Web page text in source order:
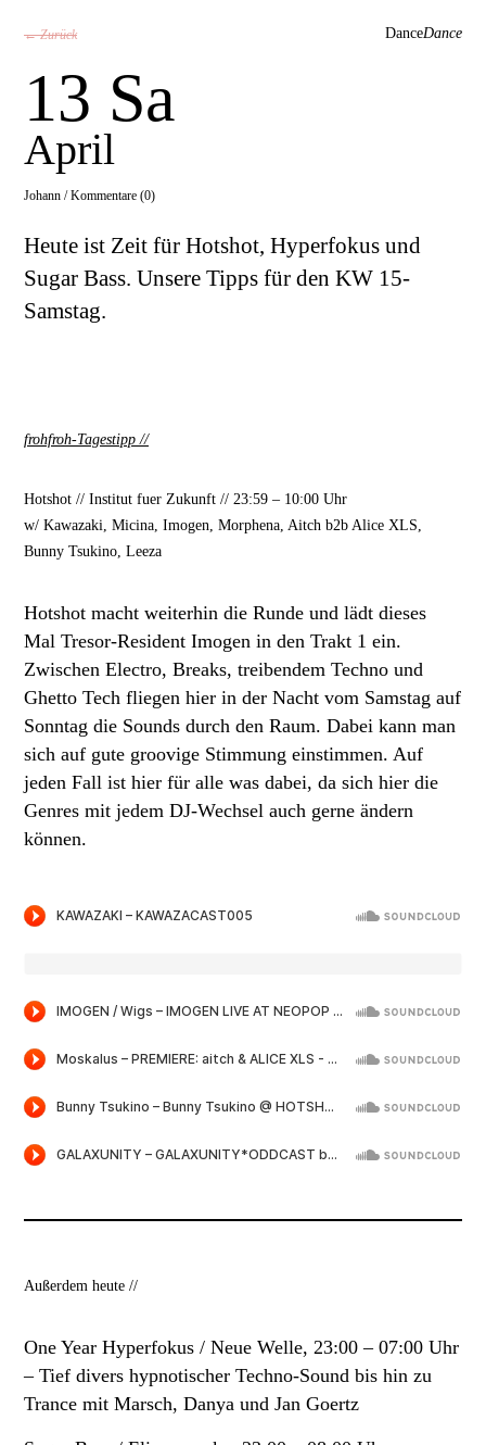
← Zurück DanceDance
13 Sa
April
Johann /Kommentare (0)
Heute ist Zeit für Hotshot, Hyperfokus und
Sugar Bass. Unsere Tipps für den KW 15-
Samstag.
frohfroh-Tagestipp //
Hotshot // Institut fuer Zukunft // 23:59 – 10:00 Uhr
w/ Kawazaki, Micina, Imogen, Morphena, Aitch b2b Alice XLS,
Bunny Tsukino, Leeza
Hotshot macht weiterhin die Runde und lädt dieses
Mal Tresor-Resident Imogen in den Trakt 1 ein.
Zwischen Electro, Breaks, treibendem Techno und
Ghetto Tech fliegen hier in der Nacht vom Samstag auf
Sonntag die Sounds durch den Raum. Dabei kann man
sich auf gute groovige Stimmung einstimmen. Auf
jeden Fall ist hier für alle was dabei, da sich hier die
Genres mit jedem DJ-Wechsel auch gerne ändern
können.
Außerdem heute //
One Year Hyperfokus / Neue Welle, 23:00 – 07:00 Uhr
–Tief divers hypnotischer Techno-Sound bis hin zu
Trance mit Marsch, Danya und Jan Goertz